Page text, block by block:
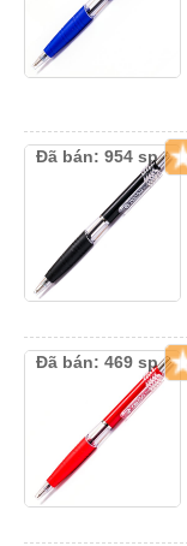
Đã bán: 954 sp
Đã bán: 469 sp